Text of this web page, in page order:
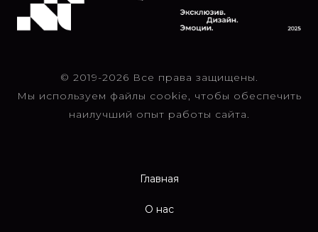
© 2019-2026 Все права защищены.
Мы используем файлы cookie, чтобы обеспечить
наилучший опыт работы сайта.
Главная
О нас